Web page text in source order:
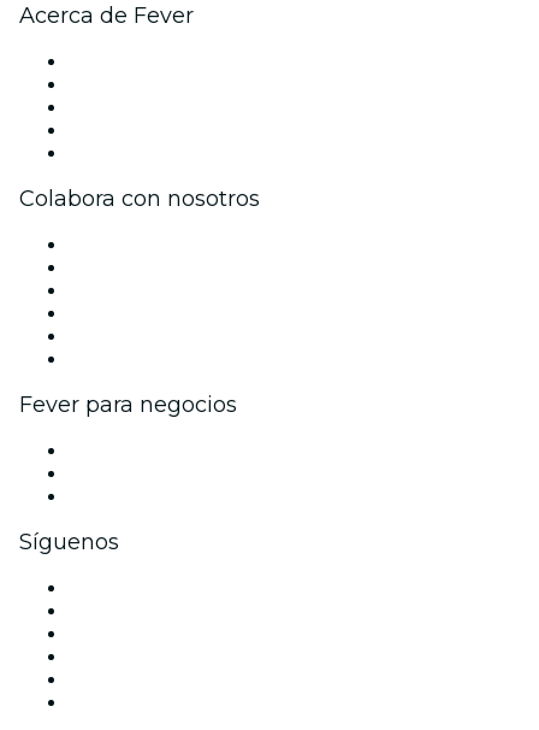
Acerca de Fever
Colabora con nosotros
Fever para negocios
Síguenos